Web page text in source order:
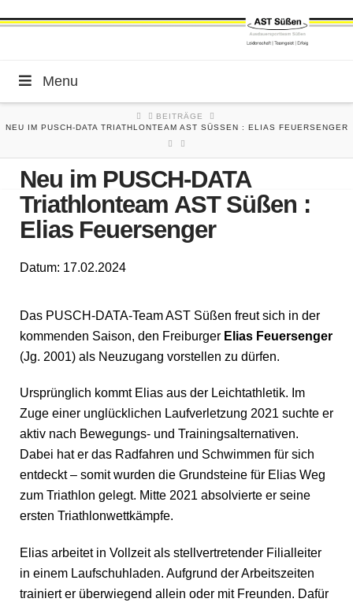
Menu
HOMEBEITRÄGE
NEU IM PUSCH-DATA TRIATHLONTEAM AST SÜSSEN : ELIAS FEUERSENGER
Neu im PUSCH-DATA
Triathlonteam AST Süßen :
Elias Feuersenger
Datum: 17.02.2024
Das PUSCH-DATA-Team AST Süßen freut sich in der
kommenden Saison, den Freiburger Elias Feuersenger
(Jg. 2001) als Neuzugang vorstellen zu dürfen.
Ursprünglich kommt Elias aus der Leichtathletik. Im
Zuge einer unglücklichen Laufverletzung 2021 suchte er
aktiv nach Bewegungs- und Trainingsalternativen.
Dabei hat er das Radfahren und Schwimmen für sich
entdeckt – somit wurden die Grundsteine für Elias Weg
zum Triathlon gelegt. Mitte 2021 absolvierte er seine
ersten Triathlonwettkämpfe.
Elias arbeitet in Vollzeit als stellvertretender Filialleiter
in einem Laufschuhladen. Aufgrund der Arbeitszeiten
trainiert er überwiegend allein oder mit Freunden. Dafür